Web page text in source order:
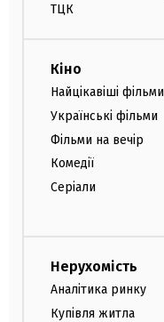
ТЦК
Кіно
Найцікавіші фільми
Українські фільми
Фільми на вечір
Комедії
Серіали
Нерухомість
Аналітика ринку
Купівля житла